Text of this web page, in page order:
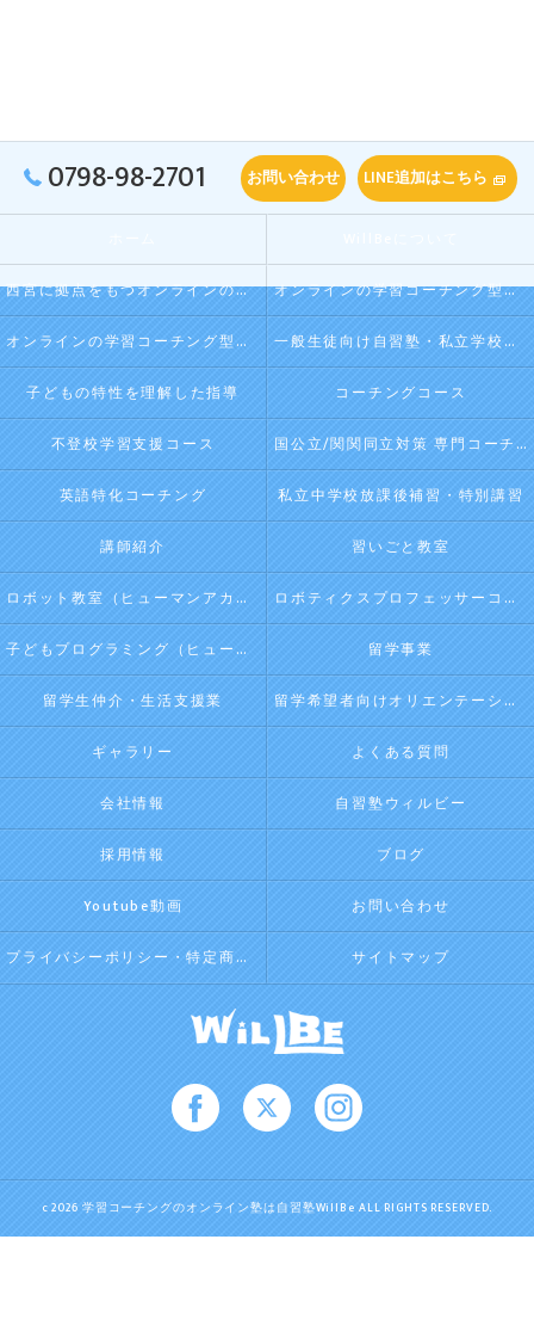
0798-98-2701 お問い合わせ LINE追加はこちら
西宮に拠点をもつオンラインの学習コーチング型・映像授業型の塾･自習塾WillBeの口コミ情報 オンラインの学習コーチング型・映像授業型の塾･自習塾WillBeの評判
オンラインの学習コーチング型・映像授業型の塾･自習塾WillBeのお客様の声 一般生徒向け自習塾・私立学校向け放課後学習
子どもの特性を理解した指導 コーチングコース
不登校学習支援コース 国公立/関関同立対策 専門コーチング
英語特化コーチング 私立中学校放課後補習・特別講習
講師紹介 習いごと教室
ロボット教室（ヒューマンアカデミージュニアプログラム） ロボティクスプロフェッサーコース（ヒューマンアカデミージュニアプログラム）
子どもプログラミング（ヒューマンアカデミージュニアプログラム） 留学事業
留学生仲介・生活支援業 留学希望者向けオリエンテーション
ギャラリー よくある質問
会社情報 自習塾ウィルビー
採用情報 ブログ
Youtube動画 お問い合わせ
プライバシーポリシー・特定商取引法に基づく表記 サイトマップ
c 2026 学習コーチングのオンライン塾は自習塾WillBe ALL RIGHTS RESERVED.